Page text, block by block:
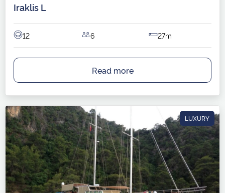
Iraklis L
12 6 27m
Read more
LUXURY